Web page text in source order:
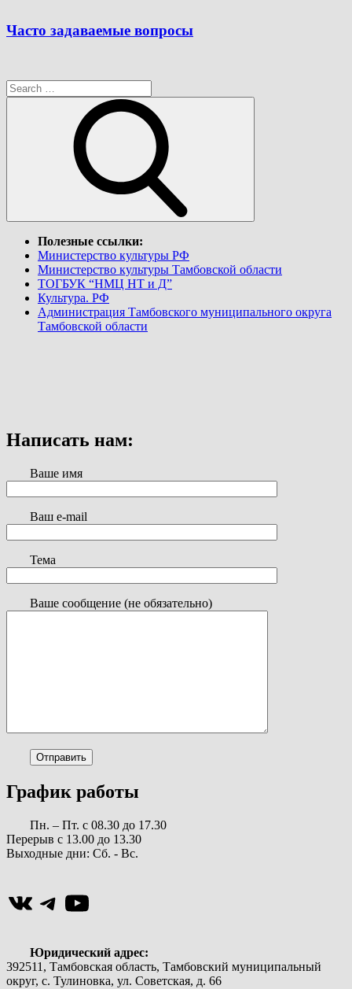
Часто задаваемые вопросы
Search
for:
Полезные ссылки:
Министерство культуры РФ
Министерство культуры Тамбовской области
ТОГБУК “НМЦ НТ и Д”
Культура. РФ
Администрация Тамбовского муниципального округа
Тамбовской области
Написать нам:
Ваше имя
Ваш e-mail
Тема
Ваше сообщение (не обязательно)
График работы
Пн. – Пт. с 08.30 до 17.30
Перерыв с 13.00 до 13.30
Выходные дни: Сб. - Вс.
ВКонтакте
Telegram
YouTube
Юридический адрес:
392511, Тамбовская область, Тамбовский муниципальный
округ, с. Тулиновка, ул. Советская, д. 66